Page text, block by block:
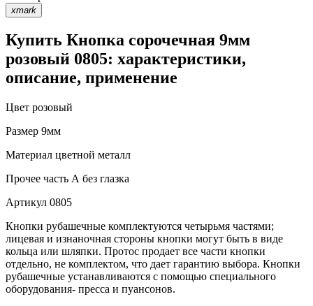
xmark
Купить Кнопка сорочечная 9мм
розовый 0805: характеристики,
описание, применение
Цвет розовый
Размер 9мм
Материал цветной металл
Прочее часть А без глазка
Артикул 0805
Кнопки рубашечные комплектуются четырьмя частями;
лицевая и изнаночная стороны кнопки могут быть в виде
кольца или шляпки. Протос продает все части кнопки
отдельно, не комплектом, что дает гарантию выбора. Кнопки
рубашечные устанавливаются с помощью специального
оборудования- пресса и пуансонов.